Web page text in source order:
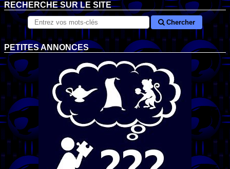
RECHERCHE SUR LE SITE
Chercher
PETITES ANNONCES